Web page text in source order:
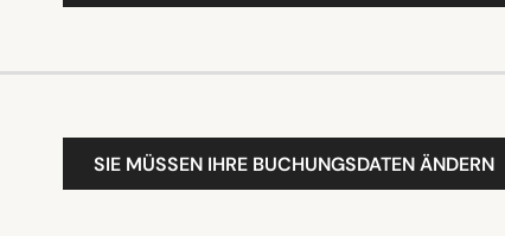
SIE MÜSSEN IHRE BUCHUNGSDATEN ÄNDERN